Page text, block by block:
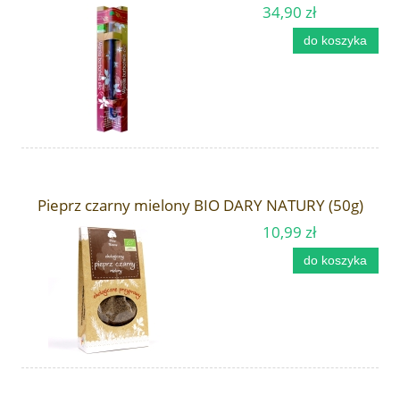
34,90 zł
do koszyka
Pieprz czarny mielony BIO DARY NATURY (50g)
10,99 zł
do koszyka